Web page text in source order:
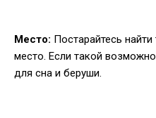
Место: Постарайтесь
место. Если такой
для сна и беруши.